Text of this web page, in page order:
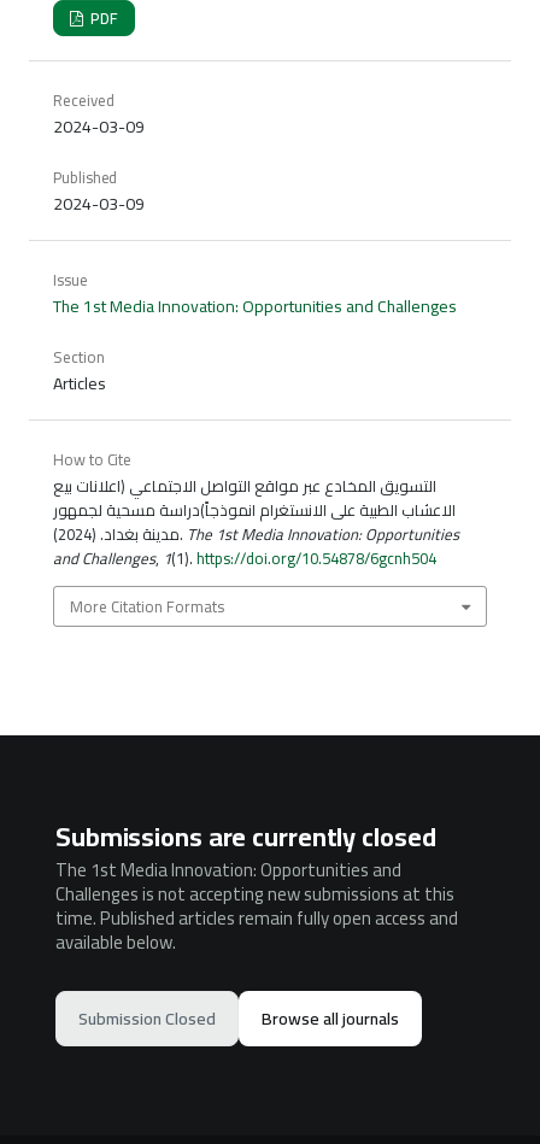
PDF
Received
2024-03-09
Published
2024-03-09
Issue
The 1st Media Innovation: Opportunities and Challenges
Section
Articles
How to Cite
التسويق المخادع عبر مواقع التواصل الاجتماعي (اعلانات بيع
الاعشاب الطبية على الانستغرام انموذجاً)دراسة مسحية لجمهور
مدينة بغداد. (2024). The 1st Media Innovation: Opportunities
and Challenges, 1(1).https://doi.org/10.54878/6gcnh504
More Citation Formats
Submissions are currently closed
The 1st Media Innovation: Opportunities and
Challenges is not accepting new submissions at this
time. Published articles remain fully open access and
available below.
Submission Closed Browse all journals